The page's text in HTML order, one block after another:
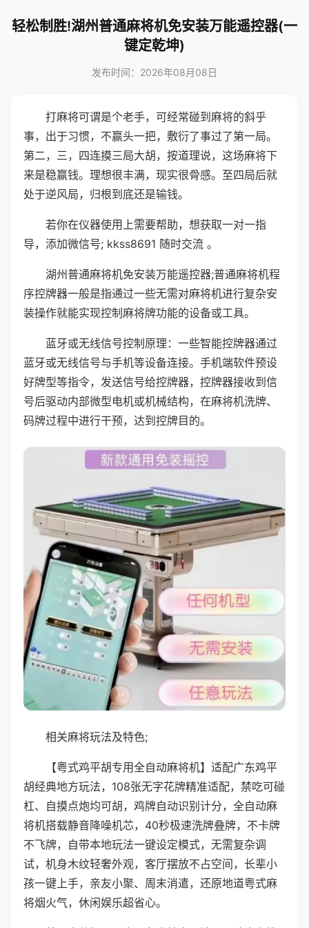
轻松制胜!湖州普通麻将机免安装万能遥控器(一
键定乾坤)
发布时间：2026年08月08日
打麻将可谓是个老手，可经常碰到麻将的斜乎
事，出于习惯，不赢头一把，敷衍了事过了第一局。
第二，三，四连摸三局大胡，按道理说，这场麻将下
来是稳赢钱。理想很丰满，现实很骨感。至四局后就
处于逆风局，归根到底还是输钱。
若你在仪器使用上需要帮助，想获取一对一指
导，添加微信号; kkss8691 随时交流 。
湖州普通麻将机免安装万能遥控器;普通麻将机程
序控牌器一般是指通过一些无需对麻将机进行复杂安
装操作就能实现控制麻将牌功能的设备或工具。
蓝牙或无线信号控制原理：一些智能控牌器通过
蓝牙或无线信号与手机等设备连接。手机端软件预设
好牌型等指令，发送信号给控牌器，控牌器接收到信
号后驱动内部微型电机或机械结构，在麻将机洗牌、
码牌过程中进行干预，达到控牌目的。
相关麻将玩法及特色;
【粤式鸡平胡专用全自动麻将机】适配广东鸡平
胡经典地方玩法，108张无字花牌精准适配，禁吃可碰
杠、自摸点炮均可胡，鸡牌自动识别计分，全自动麻
将机搭载静音降噪机芯，40秒极速洗牌叠牌，不卡牌
不飞牌，自带本地玩法一键设定模式，无需复杂调
试，机身木纹轻奢外观，客厅摆放不占空间，长辈小
孩一键上手，亲友小聚、周末消遣，还原地道粤式麻
将烟火气，休闲娱乐超省心。